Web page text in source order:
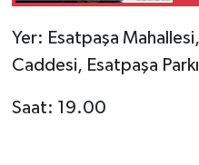
Yer: Esatpaşa
Caddesi, Esatpaşa Parkı
Saat: 19.00